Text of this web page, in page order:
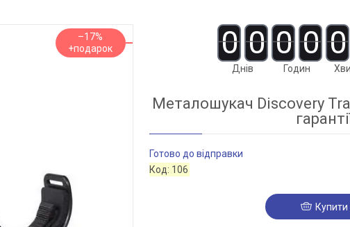
–17% 0 0
Днів
0 0
Годин
0
Металошукач Discovery
Готово до відправки
Код: 106
Купити